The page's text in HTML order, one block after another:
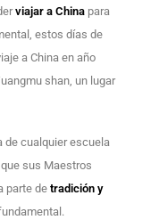
viajar a China para
estos días de
a China en año
shan, un lugar
de cualquier escuela
sus Maestros
parte de tradición y